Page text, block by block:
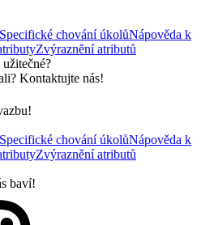
Specifické chování úkolůNápověda k
Zvýraznění atributů
Kontaktujte nás!
Specifické chování úkolůNápověda k
Zvýraznění atributů
baví!